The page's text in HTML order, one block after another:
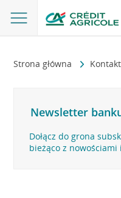
Strona główna
Newsletter
Dołącz do grona
bieżąco z